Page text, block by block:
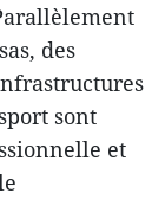
des
sont
et